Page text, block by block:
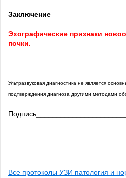
Заключение
Эхографические признаки
почки.
Ультразвуковая диагностика не является
подтверждения диагноза другими методами
Все протоколы УЗИ патология и